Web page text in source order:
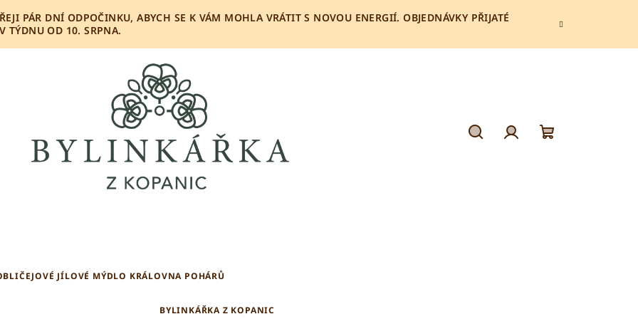
PÁR DNÍ ODPOČINKU, ABYCH SE K VÁM MOHLA VRÁTIT S NOVOU ENERGIÍ. OBJEDNÁVKY PŘIJATÉ
TÝDNU OD 10. SRPNA.
JÍLOVÉ MÝDLO KRÁLOVNA POHÁRŮ
BYLINKÁŘKA Z KOPANIC